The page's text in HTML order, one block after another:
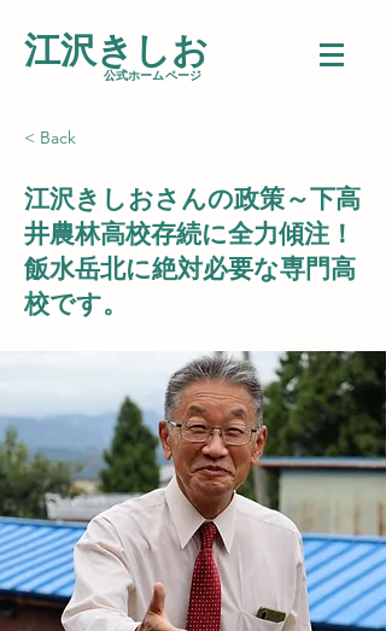
江沢きしお
​公式ホームページ
< Back
江沢きしおさんの政策～下高
井農林高校存続に全力傾注！
飯水岳北に絶対必要な専門高
校です。